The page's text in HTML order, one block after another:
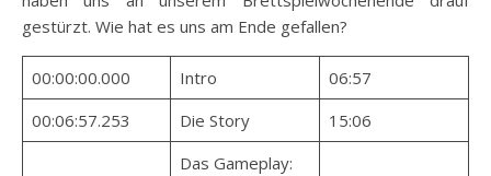
gestürzt. Wie hat es uns am Ende gefallen?
00:00:00.000 Intro
06:57
00:06:57.253
Die Story 15:06
Das Gameplay: